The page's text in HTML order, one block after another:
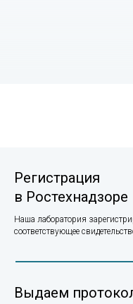
Регистрация
в Ростехнадзоре
Наша лаборатория
соответствующее
Выдаем